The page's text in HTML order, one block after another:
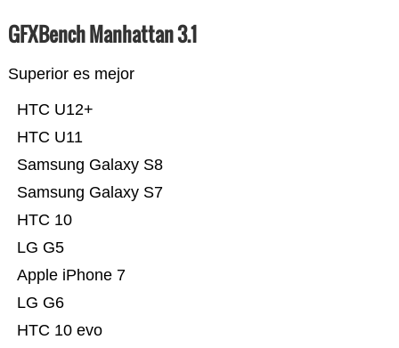
GFXBench Manhattan 3.1
Superior es mejor
HTC 10 evo
LG G6
Apple iPhone 7
LG G5
HTC 10
Samsung Galaxy S7
Samsung Galaxy S8
HTC U11
HTC U12+